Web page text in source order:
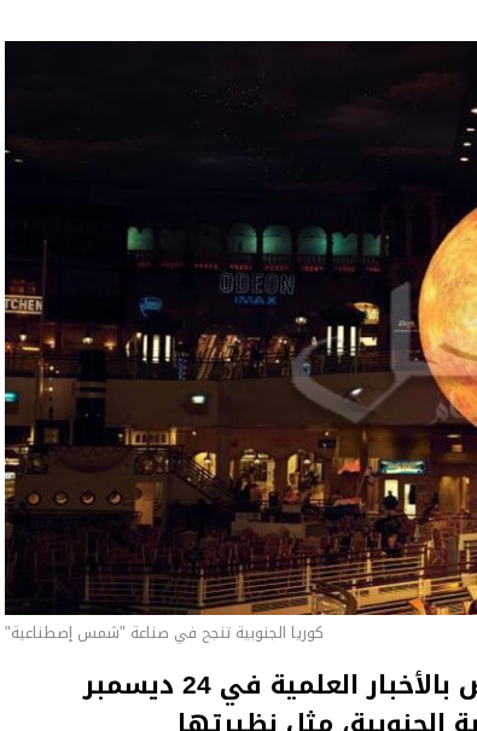
كوريا الجنوبية تنجح في صناعة "شمس إصطناعية"
قال موقع Phys.org البريطاني المتخصص بالأخبار العلمية في 24 ديسمبر